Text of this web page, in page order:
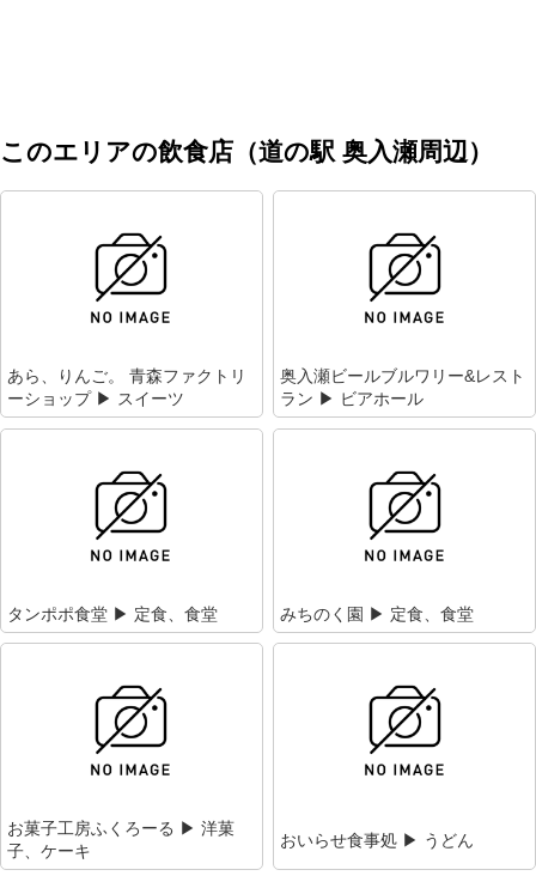
このエリアの飲食店（道の駅 奥入瀬周辺）
あら、りんご。 青森ファクトリ
ーショップ ▶ スイーツ
奥入瀬ビールブルワリー&レスト
ラン ▶ ビアホール
タンポポ食堂 ▶ 定食、食堂 みちのく園 ▶ 定食、食堂
お菓子工房ふくろーる ▶ 洋菓
子、ケーキ
おいらせ食事処 ▶ うどん